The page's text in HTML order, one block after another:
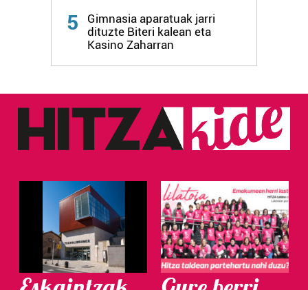
5
Gimnasia aparatuak jarri
dituzte Biteri kalean eta
Kasino Zaharran